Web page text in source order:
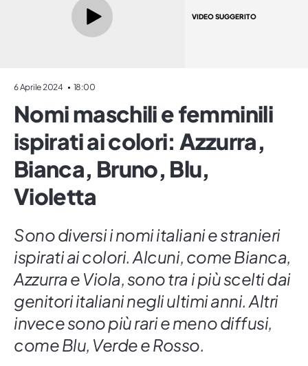
VIDEO SUGGERITO
6 Aprile 2024 18:00
Nomi maschili e femminili
ispirati ai colori: Azzurra,
Bianca, Bruno, Blu,
Violetta
Sono diversi i nomi italiani e stranieri
ispirati ai colori. Alcuni, come Bianca,
Azzurra e Viola, sono tra i più scelti dai
genitori italiani negli ultimi anni. Altri
invece sono più rari e meno diffusi,
come Blu, Verde e Rosso.